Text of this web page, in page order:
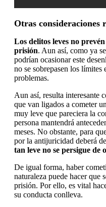
Otras consideraciones
Los delitos leves no
prisión. Aun así, como ya
podrían ocasionar este
no se sobrepasen los límites
problemas.
Aun así, resulta interesante
que van ligados a cometer
muy leve que pareciera la
persona mantendrá
meses. No obstante, para
por la antijuricidad deberá
tan leve no se persigue de
De igual forma, haber
naturaleza puede hacer que
prisión. Por ello, es vital
su conducta conlleva.